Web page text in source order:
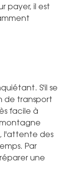
payer, il est
S'il se
de transport
facile à
l'attente des
Par
une